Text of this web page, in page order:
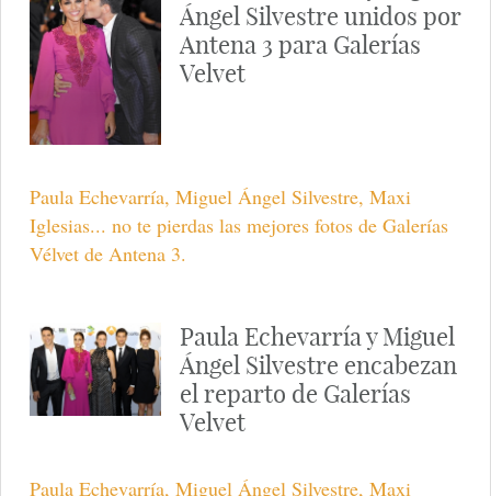
Ángel Silvestre unidos por
Antena 3 para Galerías
Velvet
Paula Echevarría, Miguel Ángel Silvestre, Maxi
Iglesias... no te pierdas las mejores fotos de Galerías
Vélvet de Antena 3.
Paula Echevarría y Miguel
Ángel Silvestre encabezan
el reparto de Galerías
Velvet
Paula Echevarría, Miguel Ángel Silvestre, Maxi